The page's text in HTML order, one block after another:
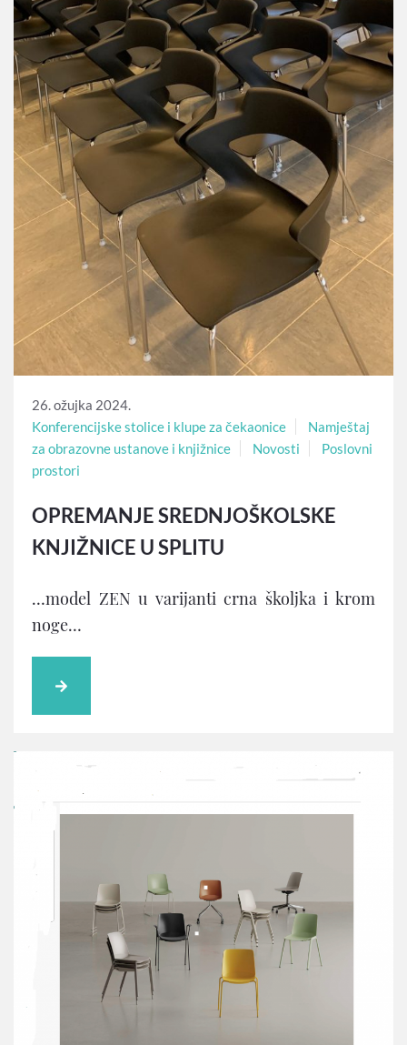
26. ožujka 2024.
Konferencijske stolice i klupe za čekaonice
Namještaj
za obrazovne ustanove i knjižnice
Novosti
Poslovni
prostori
OPREMANJE SREDNJOŠKOLSKE
KNJIŽNICE U SPLITU
…model ZEN u varijanti crna školjka i krom
noge…